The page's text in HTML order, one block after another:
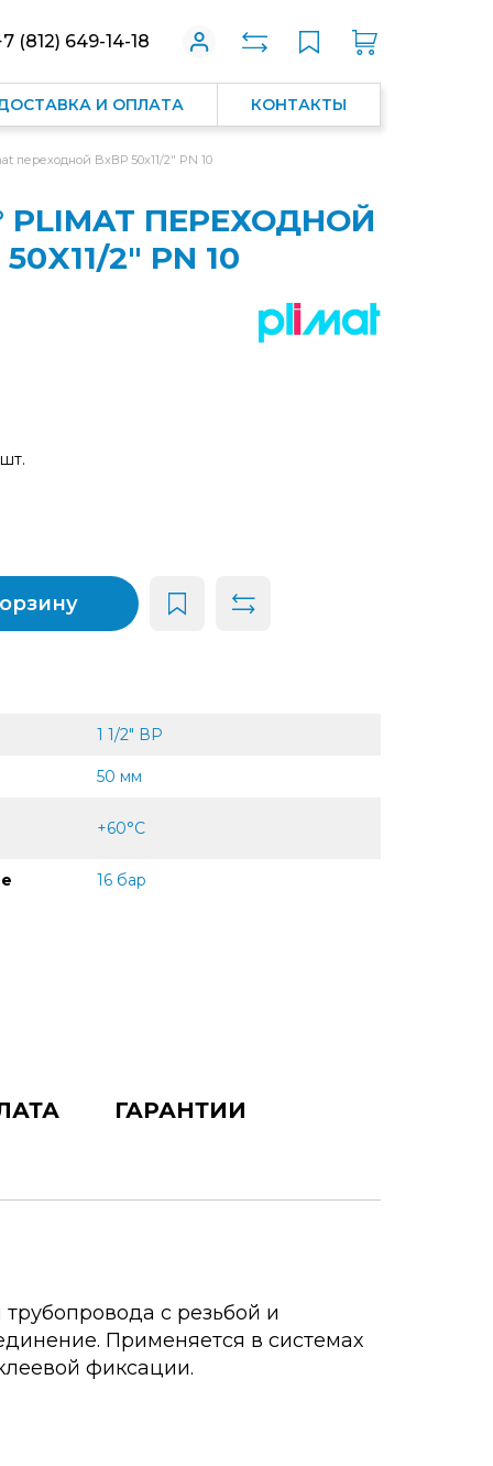
(812) 649-14-18
И ОПЛАТА КОНТАКТЫ
переходной BхВР 50x11/2" PN 10
PLIMAT ПЕРЕХОДНОЙ
2" PN 10
1 1/2" ВР
50 мм
+60°С
16 бар
ГАРАНТИИ
с резьбой и
Применяется в системах
фиксации.